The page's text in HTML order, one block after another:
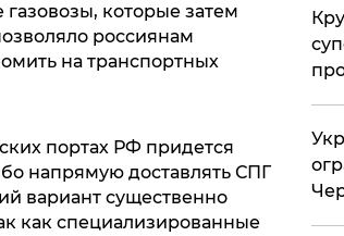
которые затем
россиянам
на транспортных
портах РФ придется
напрямую доставлять СПГ
вариант существенно
как специализированные